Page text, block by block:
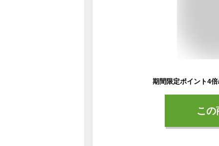
こ